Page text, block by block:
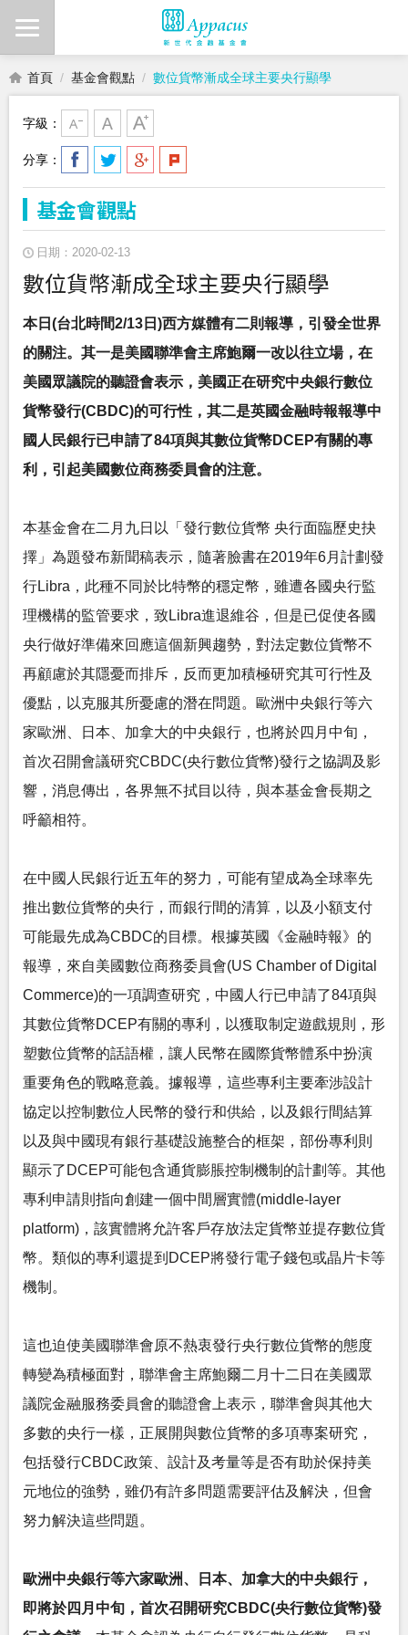
首頁 基金會觀點 數位貨幣漸成全球主要央行顯學
字級：
分享：
基金會觀點
日期：2020-02-13
數位貨幣漸成全球主要央行顯學
本日(台北時間2/13日)西方媒體有二則報導，引發全世界
的關注。其一是美國聯準會主席鮑爾一改以往立場，在
美國眾議院的聽證會表示，美國正在研究中央銀行數位
貨幣發行(CBDC)的可行性，其二是英國金融時報報導中
國人民銀行已申請了84項與其數位貨幣DCEP有關的專
利，引起美國數位商務委員會的注意。
本基金會在二月九日以「發行數位貨幣 央行面臨歷史抉
擇」為題發布新聞稿表示，隨著臉書在2019年6月計劃發
行Libra，此種不同於比特幣的穩定幣，雖遭各國央行監
理機構的監管要求，致Libra進退維谷，但是已促使各國
央行做好準備來回應這個新興趨勢，對法定數位貨幣不
再顧慮於其隱憂而排斥，反而更加積極研究其可行性及
優點，以克服其所憂慮的潛在問題。歐洲中央銀行等六
家歐洲、日本、加拿大的中央銀行，也將於四月中旬，
首次召開會議研究CBDC(央行數位貨幣)發行之協調及影
響，消息傳出，各界無不拭目以待，與本基金會長期之
呼籲相符。
在中國人民銀行近五年的努力，可能有望成為全球率先
推出數位貨幣的央行，而銀行間的清算，以及小額支付
可能最先成為CBDC的目標。根據英國《金融時報》的
報導，來自美國數位商務委員會(US Chamber of Digital
Commerce)的一項調查研究，中國人行已申請了84項與
其數位貨幣DCEP有關的專利，以獲取制定遊戲規則，形
塑數位貨幣的話語權，讓人民幣在國際貨幣體系中扮演
重要角色的戰略意義。據報導，這些專利主要牽涉設計
協定以控制數位人民幣的發行和供給，以及銀行間結算
以及與中國現有銀行基礎設施整合的框架，部份專利則
顯示了DCEP可能包含通貨膨脹控制機制的計劃等。其他
專利申請則指向創建一個中間層實體(middle-layer
platform)，該實體將允許客戶存放法定貨幣並提存數位貨
幣。類似的專利還提到DCEP將發行電子錢包或晶片卡等
機制。
這也迫使美國聯準會原不熱衷發行央行數位貨幣的態度
轉變為積極面對，聯準會主席鮑爾二月十二日在美國眾
議院金融服務委員會的聽證會上表示，聯準會與其他大
多數的央行一樣，正展開與數位貨幣的多項專案研究，
包括發行CBDC政策、設計及考量等是否有助於保持美
元地位的強勢，雖仍有許多問題需要評估及解決，但會
努力解決這些問題。
歐洲中央銀行等六家歐洲、日本、加拿大的中央銀行，
即將於四月中旬，首次召開研究CBDC(央行數位貨幣)發